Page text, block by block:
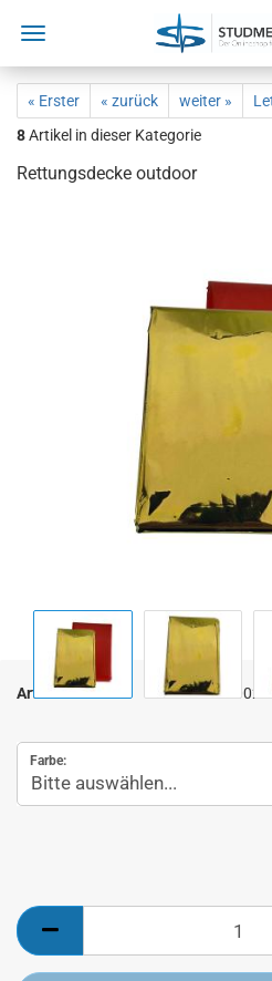
« Erster « zurück weiter »
8Artikel in dieser Kategorie
Rettungsdecke outdoor
Art.Nr.:
Farbe: